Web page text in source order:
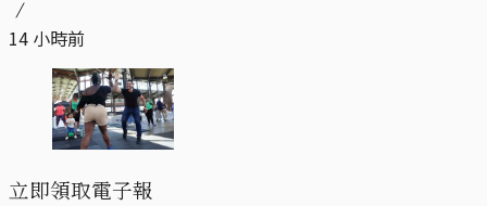
14 小時前
立即領取電子報